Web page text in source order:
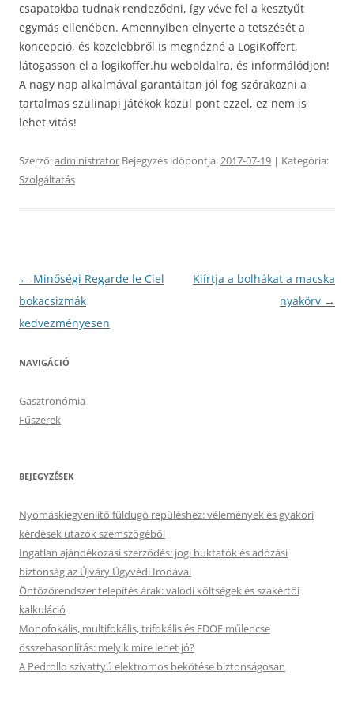
csapatokba tudnak rendeződni, így véve fel a kesztyűt
egymás ellenében. Amennyiben elnyerte a tetszését a
koncepció, és közelebbről is megnézné a LogiKoffert,
látogasson el a logikoffer.hu weboldalra, és informálódjon!
A nagy nap alkalmával garantáltan jól fog szórakozni a
tartalmas szülinapi játékok közül pont ezzel, ez nem is
lehet vitás!
Szerző:administrator Bejegyzés időpontja:2017-07-19 | Kategória:
Szolgáltatás
Bejegyzés
navigáció
← Minőségi Regarde le Ciel
bokacsizmák
kedvezményesen
Kiírtja a bolhákat a macska
nyakörv →
NAVIGÁCIÓ
Gasztronómia
Fűszerek
BEJEGYZÉSEK
Nyomáskiegyenlítő füldugó repüléshez: vélemények és gyakori
kérdések utazók szemszögéből
Ingatlan ajándékozási szerződés: jogi buktatók és adózási
biztonság az Újváry Ügyvédi Irodával
Öntözőrendszer telepítés árak: valódi költségek és szakértői
kalkuláció
Monofokális, multifokális, trifokális és EDOF műlencse
összehasonlítás: melyik mire lehet jó?
A Pedrollo szivattyú elektromos bekötése biztonságosan